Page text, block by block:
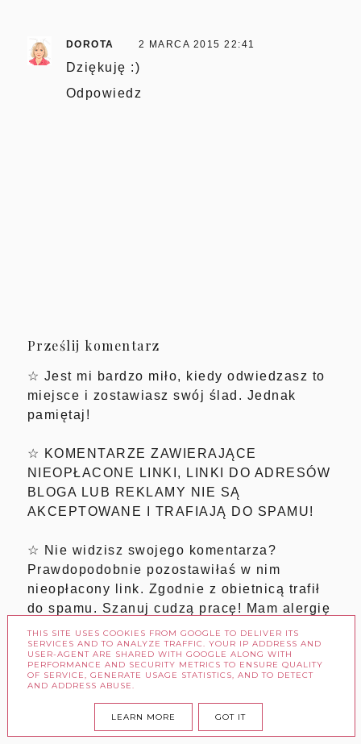
DOROTA 2 MARCA 2015 22:41
Dziękuję :)
Odpowiedz
Prześlij komentarz
☆ Jest mi bardzo miło, kiedy odwiedzasz to
miejsce i zostawiasz swój ślad. Jednak
pamiętaj!
☆ KOMENTARZE ZAWIERAJĄCE
NIEOPŁACONE LINKI, LINKI DO ADRESÓW
BLOGA LUB REKLAMY NIE SĄ
AKCEPTOWANE I TRAFIAJĄ DO SPAMU!
☆ Nie widzisz swojego komentarza?
Prawdopodobnie pozostawiłaś w nim
nieopłacony link. Zgodnie z obietnicą trafił
do spamu. Szanuj cudzą pracę! Mam alergię
na cwaniactwo.
☆ Zanim napiszesz komentarz, poświęć
chwilę i przeczytaj cały post. Chyba, że
lubisz się kompromitować.
THIS SITE USES COOKIES FROM GOOGLE TO DELIVER ITS
SERVICES AND TO ANALYZE TRAFFIC. YOUR IP ADDRESS AND
USER-AGENT ARE SHARED WITH GOOGLE ALONG WITH
PERFORMANCE AND SECURITY METRICS TO ENSURE QUALITY
OF SERVICE, GENERATE USAGE STATISTICS, AND TO DETECT
AND ADDRESS ABUSE.
LEARN MORE GOT IT